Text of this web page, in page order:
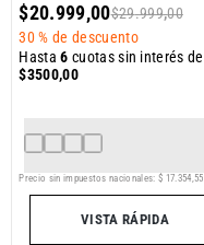
$20.999,00$29.999,00
30 % de descuento
Hasta6 cuotas sin interés de
$3500,00
Precio sin impuestos nacionales: $ 17.354,55
VISTA RÁPIDA